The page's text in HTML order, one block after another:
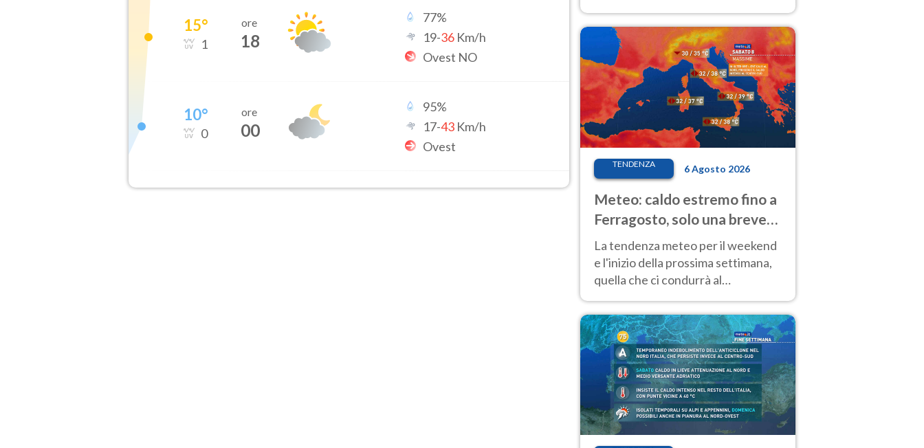
15°
1
ore
18
77%
19-36 Km/h
Ovest NO
10°
0
ore
00
95%
17-43 Km/h
Ovest
anche al Nord.
TENDENZA 6 Agosto 2026
Meteo: caldo estremo fino a
Ferragosto, solo una breve
pausa. Ecco dove
La tendenza meteo per il weekend
e l'inizio della prossima settimana,
quella che ci condurrà al
temperature molto elevate